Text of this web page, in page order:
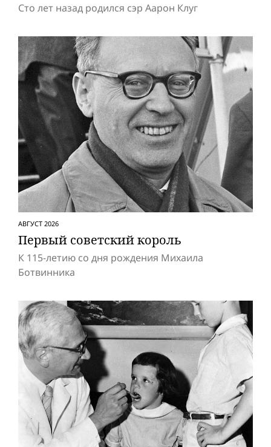
Сто лет назад родился сэр Аарон Клуг
АВГУСТ 2026
Первый советский король
К 115-летию со дня рождения Михаила
Ботвинника